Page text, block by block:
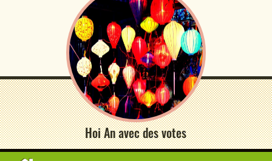
Hoi An avec des votes